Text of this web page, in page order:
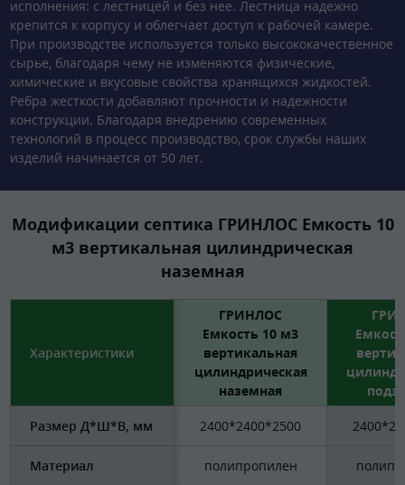
исполнения: с лестницей и без нее. Лестница надежно
крепится к корпусу и облегчает доступ к рабочей камере.
При производстве используется только высококачественное
сырье, благодаря чему не изменяются физические,
химические и вкусовые свойства хранящихся жидкостей.
Ребра жесткости добавляют прочности и надежности
конструкции. Благодаря внедрению современных
технологий в процесс производство, срок службы наших
изделий начинается от 50 лет.
Модификации септика ГРИНЛОС Емкость 10
м3 вертикальная цилиндрическая
наземная
Характеристики
ГРИНЛОС
Емкость 10 м3
вертикальная
цилиндрическая
наземная
Размер Д*Ш*В, мм 2400*2400*2500
Материал полипропилен